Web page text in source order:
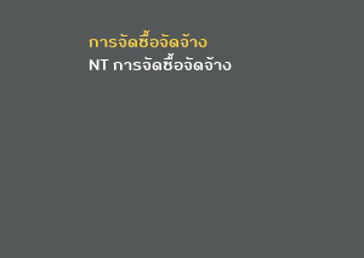
การจัดซื้อจัดจ้าง
NT การจัดซื้อจัดจ้าง